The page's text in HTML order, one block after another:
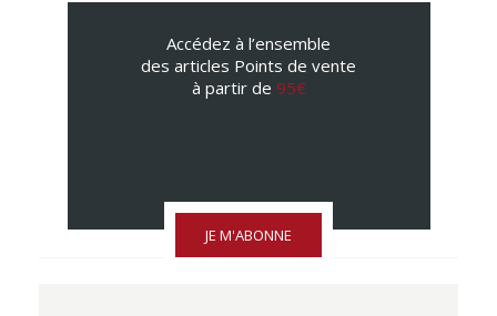
Accédez à l’ensemble
des articles Points de vente
à partir de 95€
JE M'ABONNE